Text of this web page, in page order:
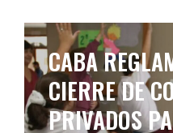
CABA
CIERRE DE
PRIVADOS